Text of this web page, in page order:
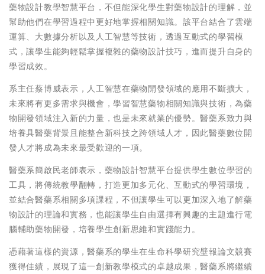
藥物設計教學智慧平台，不但能深化學生對藥物設計的理解，並
幫助他們在學習過程中更好地掌握相關知識。該平台結合了雲端
運算、大數據分析以及人工智慧等技術，透過互動式的學習模
式，讓學生能夠輕鬆掌握複雜的藥物設計技巧，進而提升自身的
學習成效。
系主任蔡博威表示，人工智慧在藥物開發領域的應用不斷擴大，
未來將有更多需求與機會，學習智慧藥物相關知識與技術，為藥
物開發領域注入新的力量，也是未來就業的優勢。醫藥系致力與
培養具醫藥背景且能整合新科技之跨領域人才，因此醫藥數位開
發人才將成為未來最受歡迎的一項。
醫藥系簡啟民老師表示，藥物設計智慧平台提供學生數位學習的
工具，將傳統教學翻轉，打造更加多元化、互動式的學習環境，
並結合醫藥系相關多項課程，不但讓學生可以更加深入地了解藥
物設計的理論和實務，也能讓學生自由選擇有興趣的主題進行電
腦輔助藥物開發，培養學生創新思維和實踐能力。
憑藉著這樣的資源，醫藥系的學生在生命科學研究壁報論文競賽
獲得佳績，展現了這一創新教學模式的卓越成果，醫藥系將繼續